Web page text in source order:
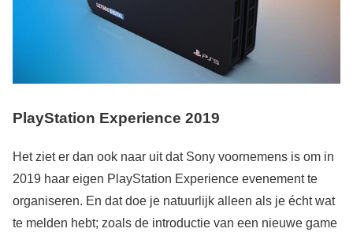
PlayStation Experience 2019
Het ziet er dan ook naar uit dat Sony voornemens is om in
2019 haar eigen PlayStation Experience evenement te
organiseren. En dat doe je natuurlijk alleen als je écht wat
te melden hebt; zoals de introductie van een nieuwe game